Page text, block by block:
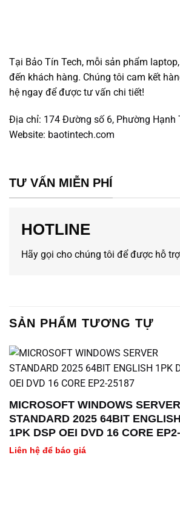
Tại Bảo Tín Tech, mỗi sản phẩm
đến khách hàng. Chúng tôi cam kết
hệ ngay để được tư vấn chi tiết!
Địa chỉ: 174 Đường số 6, Phường Hạnh
Website: baotintech.com
TƯ VẤN MIỄN PHÍ
HOTLINE
Hãy gọi cho chúng tôi để được hỗ
SẢN PHẨM TƯƠNG TỰ
MICROSOFT WINDOWS SERVER
STANDARD 2025 64BIT ENGLISH
1PK DSP OEI DVD 16 CORE EP2-
25187
Liên hệ để báo giá